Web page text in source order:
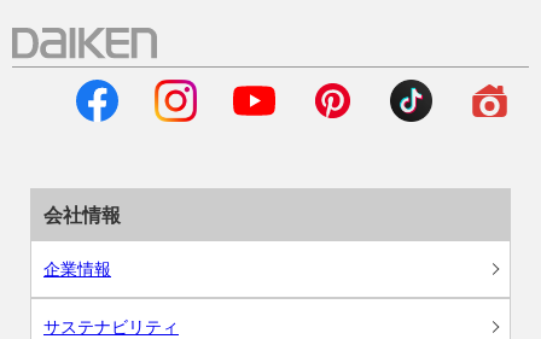
会社情報
企業情報
サステナビリティ